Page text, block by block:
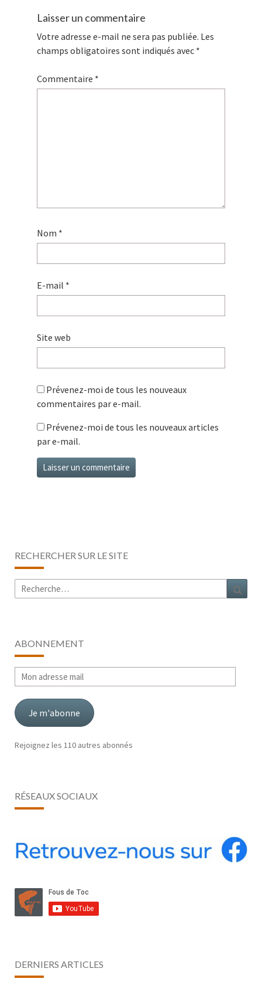
Laisser un commentaire
Votre adresse e-mail ne sera pas publiée. Les
champs obligatoires sont indiqués avec *
Commentaire *
Nom *
E-mail *
Site web
Prévenez-moi de tous les nouveaux
commentaires par e-mail.
Prévenez-moi de tous les nouveaux articles
par e-mail.
RECHERCHER SUR LE SITE
Rechercher :
ABONNEMENT
Mon
adresse
mail
Je m'abonne
Rejoignez les 110 autres abonnés
RÉSEAUX SOCIAUX
DERNIERS ARTICLES